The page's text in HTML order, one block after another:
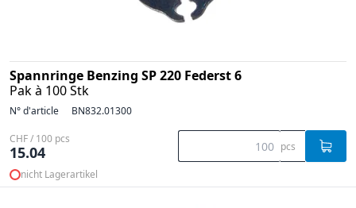
Spannringe Benzing SP 220 Federst 6
Pak à 100 Stk
N° d'article BN832.01300
CHF / 100 pcs
15.04 pcs
nicht Lagerartikel